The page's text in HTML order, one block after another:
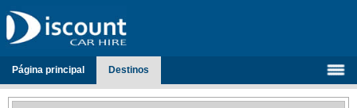
Página principal Destinos